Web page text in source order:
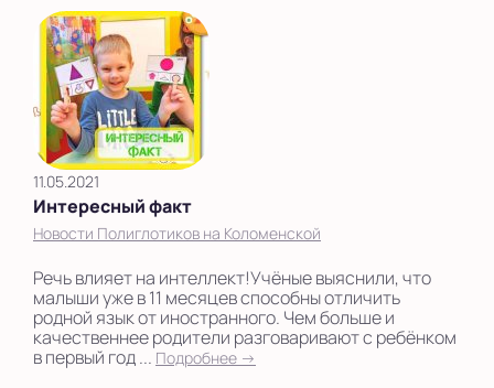
11.05.2021
Интересный факт
Новости Полиглотиков на Коломенской
Речь влияет на интеллект!Учёные выяснили, что
малыши уже в 11 месяцев способны отличить
родной язык от иностранного. Чем больше и
качественнее родители разговаривают с ребёнком
в первый год ... Подробнее →